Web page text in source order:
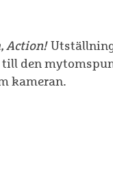
Action!
den
kameran.